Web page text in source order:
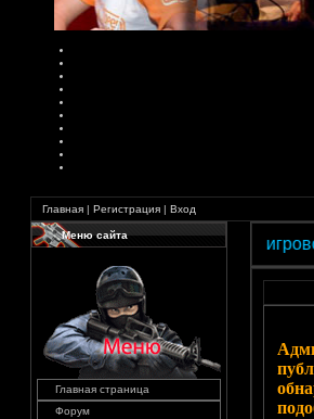
Главная | Регистрация | Вход
Меню сайта
Главная страница
Форум
видеть Вас на нашем игровом